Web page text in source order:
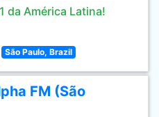
da América Latina!
São Paulo, Brazil
FM (São